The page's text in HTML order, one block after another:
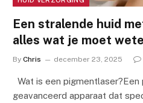
Een stralende huid
alles wat je moet
By Chris december 23, 2025
Wat is een
geavanceerd apparaat dat